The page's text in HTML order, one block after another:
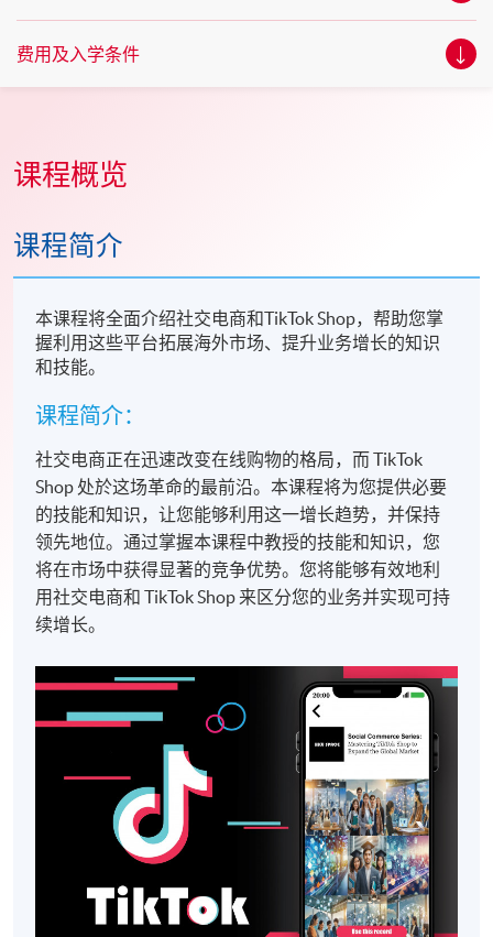
费用及入学条件
课程概览
课程简介
本课程将全面介绍社交电商和TikTok Shop，帮助您掌
握利用这些平台拓展海外市场、提升业务增长的知识
和技能。
课程简介：
社交电商正在迅速改变在线购物的格局，而 TikTok
Shop 处於这场革命的最前沿。本课程将为您提供必要
的技能和知识，让您能够利用这一增长趋势，并保持
领先地位。通过掌握本课程中教授的技能和知识，您
将在市场中获得显著的竞争优势。您将能够有效地利
用社交电商和 TikTok Shop 来区分您的业务并实现可持
续增长。